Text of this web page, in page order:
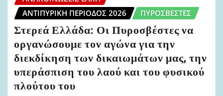
ΑΝΤΙΠΥΡΙΚΉ ΠΕΡΊΟΔΟΣ 2026
ΠΥΡΟΣΒΈΣΤΕΣ
Στερεά Ελλάδα: Οι Πυροσβέστες να
οργανώσουμε τον αγώνα για την
διεκδίκηση των δικαιωμάτων μας, την
υπεράσπιση του λαού και του φυσικού
πλούτου του